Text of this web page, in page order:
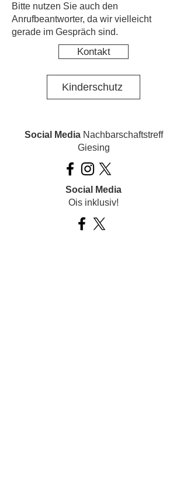
​Bitte nutzen Sie auch den
Anrufbeantworter, da wir vielleicht
gerade im Gespräch sind.
Kontakt
Kinderschutz
Social MediaNachbarschaftstreff
Giesing
Social Media
Ois inklusiv!